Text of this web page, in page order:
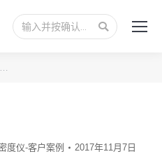
搜
索：
…
度仪-客户案例 2017年11月7日